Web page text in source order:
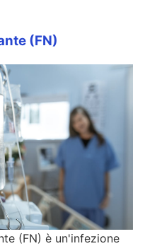
(FN)
(FN) è un'infezione